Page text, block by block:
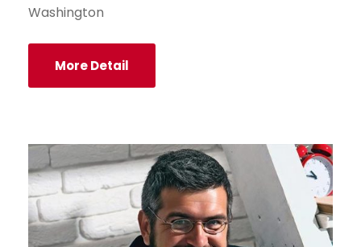
Washington
More Detail